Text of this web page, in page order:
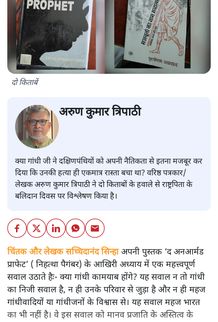
दो किताबें
अरुण कुमार त्रिपाठी
क्या गांधी जी ने दक्षिणपंथियों को अपनी नैतिकता से इतना मजबूर कर
दिया कि उनकी हत्या ही एकमात्र रास्ता बचा था? वरिष्ठ पत्रकार/
लेखक अरुण कुमार त्रिपाठी ने दो किताबों के हवाले से राष्ट्रपिता के
बलिदान दिवस पर विश्लेषण किया है।
चिंतक और लेखक सच्चिदानंद सिन्हाअपनी पुस्तक ‘द अनआर्मड
प्राफेट’ ( निहत्था पैगंबर) के आखिरी अध्याय में एक महत्त्वपूर्ण
सवाल उठाते हैः- क्या गांधी कामयाब होंगे? यह सवाल न तो गांधी
का निजी सवाल है, न ही उनके परिवार से जुड़ा है और न ही महज
गांधीवादियों या गांधीजनों के विश्वास से। यह सवाल महज भारत
का भी नहीं है। वे इस सवाल को मानव प्रजाति के अस्तित्व के